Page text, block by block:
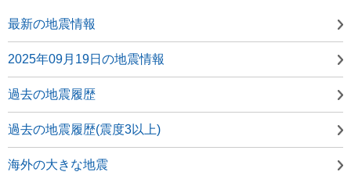
最新の地震情報
2025年09月19日の地震情報
過去の地震履歴
過去の地震履歴(震度3以上)
海外の大きな地震